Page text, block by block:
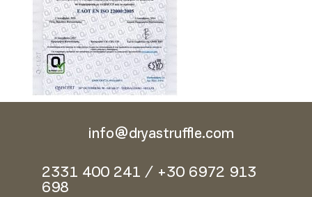
info@dryastruffle.com
2331 400 241 / +30 6972 913
698